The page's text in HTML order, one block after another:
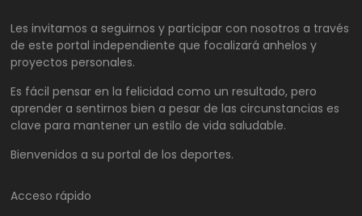
Les invitamos a seguirnos y participar con nosotros a través
de este portal independiente que focalizará anhelos y
proyectos personales.
Es fácil pensar en la felicidad como un resultado, pero
aprender a sentirnos bien a pesar de las circunstancias es
clave para mantener un estilo de vida saludable.
Bienvenidos a su portal de los deportes.
Acceso rápido